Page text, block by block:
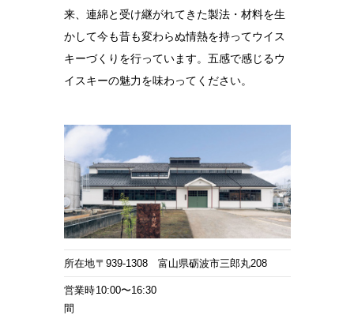
来、連綿と受け継がれてきた製法・材料を生
かして今も昔も変わらぬ情熱を持ってウイス
キーづくりを行っています。五感で感じるウ
イスキーの魅力を味わってください。
所在地〒939‐1308 富山県砺波市三郎丸208
営業時
間
10:00〜16:30